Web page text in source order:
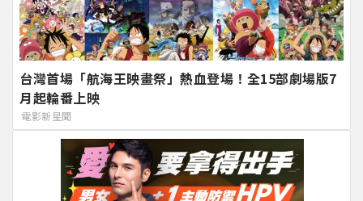
台灣首場「航海王映畫祭」熱血登場！全15部劇場版7
月起輪番上映
電影新星聞